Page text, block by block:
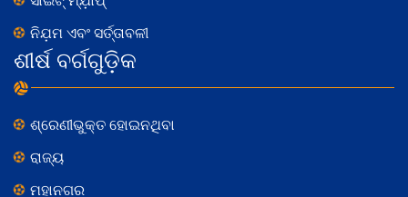
ନିଯ଼ମ ଏବଂ ସର୍ତ୍ତାବଳୀ
ଶୀର୍ଷ ବର୍ଗଗୁଡ଼ିକ
ଶ୍ରେଣୀଭୁକ୍ତ ହୋଇନଥିବା
ରାଜ୍ୟ
ମହାନଗର